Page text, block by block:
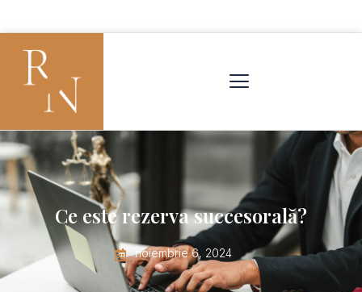
Ce este rezerva succesorală?
noiembrie 6, 2024